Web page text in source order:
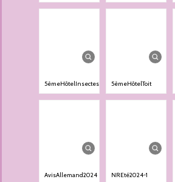
5èmeHôtelInsectes 5èmeHôtelToit
AvisAllemand2024 NREté2024-1